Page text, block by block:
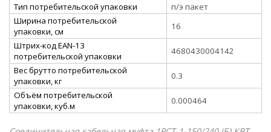
Тип потребительской упаковки
п/э пакет
Ширина потребительской
упаковки, см
16
Штрих-код EAN-13
потребительской упаковки
4680430004142
Вес брутто потребительской
упаковки, кг
0.3
Объём потребительской
упаковки, куб.м
0.000464